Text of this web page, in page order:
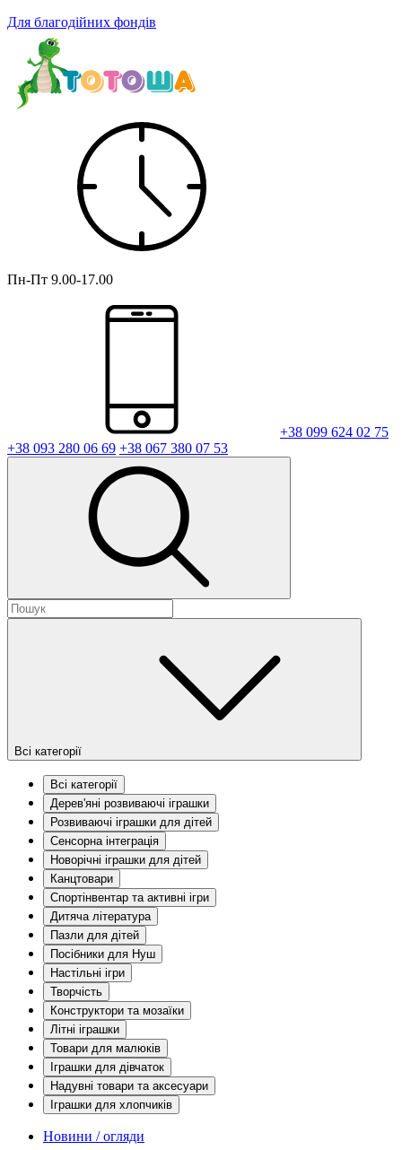
Для благодійних фондів
Пн-Пт 9.00-17.00
+38 099 624 02 75
+38 093 280 06 69 +38 067 380 07 53
Всі категорії
Всі категорії
Дерев'яні розвиваючі іграшки
Розвиваючі іграшки для дітей
Сенсорна інтеграція
Новорічні іграшки для дітей
Канцтовари
Спортінвентар та активні ігри
Дитяча література
Пазли для дітей
Посібники для Нуш
Настільні ігри
Творчість
Конструктори та мозаїки
Літні іграшки
Товари для малюків
Іграшки для дівчаток
Надувні товари та аксесуари
Іграшки для хлопчиків
Новини / огляди